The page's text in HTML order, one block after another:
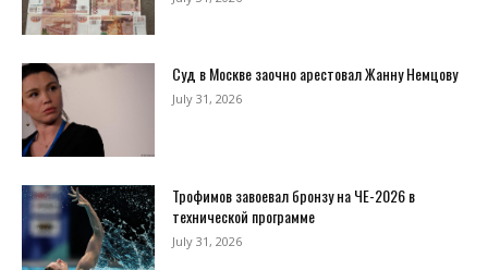
Суд в Москве заочно арестовал Жанну Немцову
July 31, 2026
Трофимов завоевал бронзу на ЧЕ-2026 в
технической программе
July 31, 2026